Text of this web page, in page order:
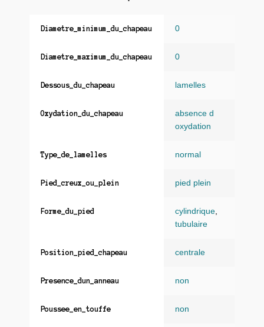
Diametre_minimum_du_chapeau 0
Diametre_maximum_du_chapeau 0
Dessous_du_chapeau lamelles
Oxydation_du_chapeau
absence d
oxydation
Type_de_lamelles normal
Pied_creux_ou_plein pied plein
Forme_du_pied cylindrique,
tubulaire
Position_pied_chapeau centrale
Presence_dun_anneau non
Poussee_en_touffe non